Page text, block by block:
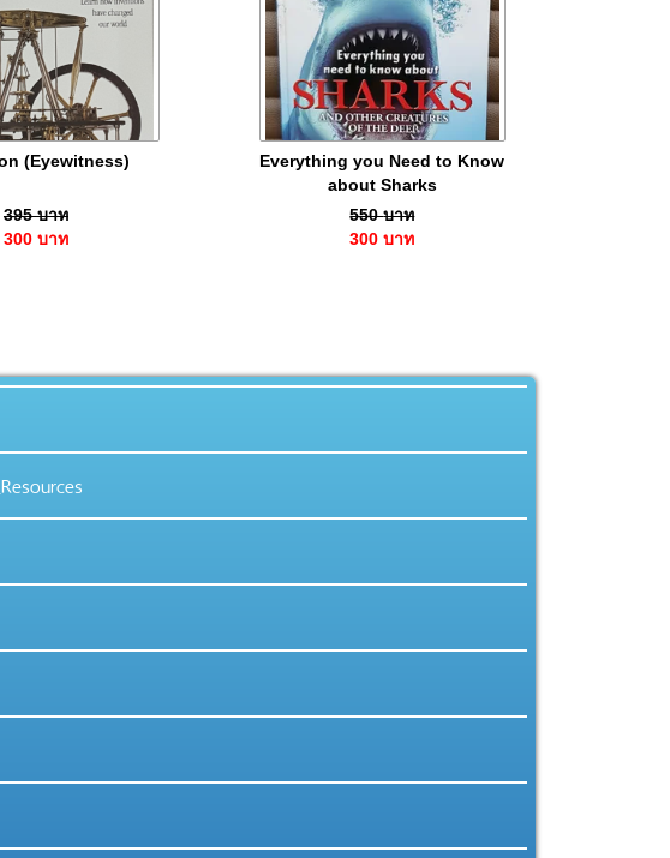
(Eyewitness)
395บาท
300 บาท
Everything you Need to Know
about Sharks
550บาท
300บาท